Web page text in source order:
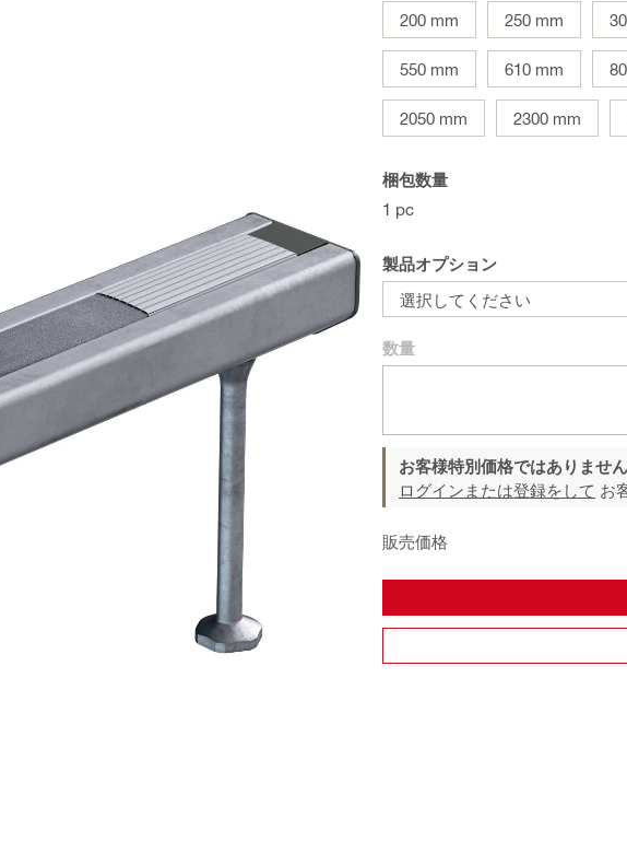
200 mm
250 mm
550 mm 610 mm
2050 mm 2300 mm
梱包数量
1 pc
製品オプション
選択してください
数量
お客様特別価格ではありません
ログインまたは登録をして お
販売価格